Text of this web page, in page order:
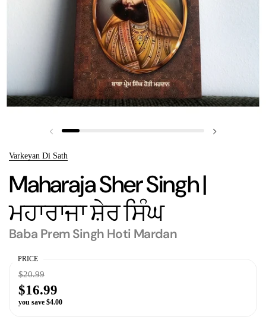
Previous slide
Varkeyan Di Sath
Maharaja Sher Singh |
ਮਹਾਰਾਜਾ ਸ਼ੇਰ ਸਿੰਘ
Baba Prem Singh Hoti Mardan
PRICE
$16.99
$20.99
you save $4.00